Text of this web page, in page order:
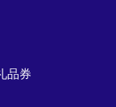
品券